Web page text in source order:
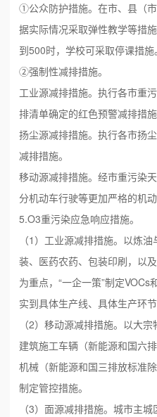
①公众防护措施。在市、县（
据实际情况采取弹性教学等措
到500时，学校可采取停课措施。
②强制性减排措施。
工业源减排措施。执行各市重
排清单确定的红色预警减排措施
扬尘源减排措施。执行各市扬
减排措施。
移动源减排措施。经市重污染
分机动车行驶等更加严格的机动
5.O3重污染应急响应措施。
（1）工业源减排措施。以炼
装、医药农药、包装印刷，以
为重点，“一企一策”制定
实到具体生产线、具体生产环节
（2）移动源减排措施。以大
建筑施工车辆（新能源和国六
机械（新能源和国三排放标准
制定管控措施。
（3）面源减排措施。城市主